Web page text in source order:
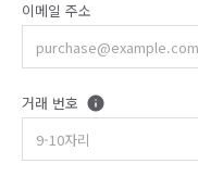
이메일 주소
거래 번호